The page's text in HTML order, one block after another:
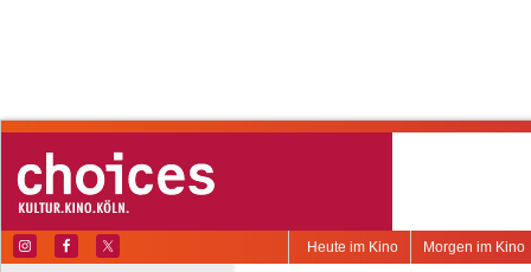
Morgen im Kino
Heute im Kino